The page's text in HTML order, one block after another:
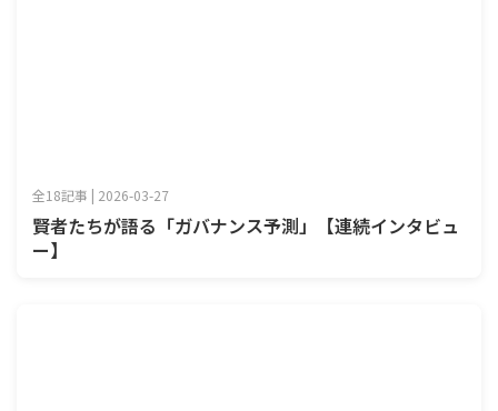
全18記事 | 2026-03-27
賢者たちが語る「ガバナンス予測」【連続インタビュ
ー】